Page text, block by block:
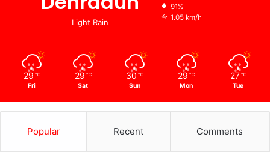
Light Rain
91%
1.05 km/h
29 ℃
Fri
29 ℃
Sat
30 ℃
Sun
29 ℃
Mon
27 ℃
Tue
Popular Recent Comments